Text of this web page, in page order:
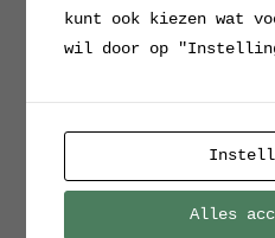
kunt ook kiezen wat
wil door op
Alles